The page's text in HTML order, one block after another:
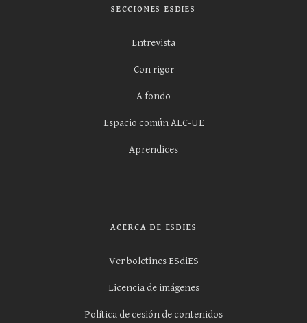
SECCIONES ESDIES
Entrevista
Con rigor
A fondo
Espacio común ALC-UE
Aprendices
ACERCA DE ESDIES
Ver boletines ESdiES
Licencia de imágenes
Política de cesión de contenidos